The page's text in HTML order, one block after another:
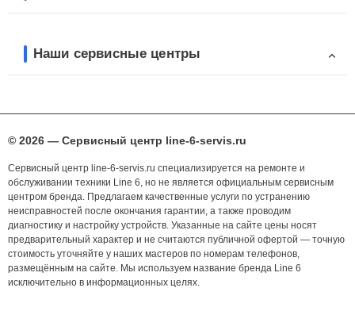
Наши сервисные центры
© 2026 — Сервисный центр line-6-servis.ru
Сервисный центр line-6-servis.ru специализируется на ремонте и
обслуживании техники Line 6, но не является официальным сервисным
центром бренда. Предлагаем качественные услуги по устранению
неисправностей после окончания гарантии, а также проводим
диагностику и настройку устройств. Указанные на сайте цены носят
предварительный характер и не считаются публичной офертой — точную
стоимость уточняйте у наших мастеров по номерам телефонов,
размещённым на сайте. Мы используем название бренда Line 6
исключительно в информационных целях.